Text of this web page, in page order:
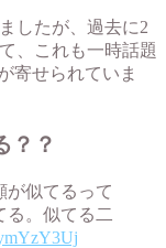
したが、過去に2
、これも一時話題
寄せられていま
？？
が似てるって
る。似てる二